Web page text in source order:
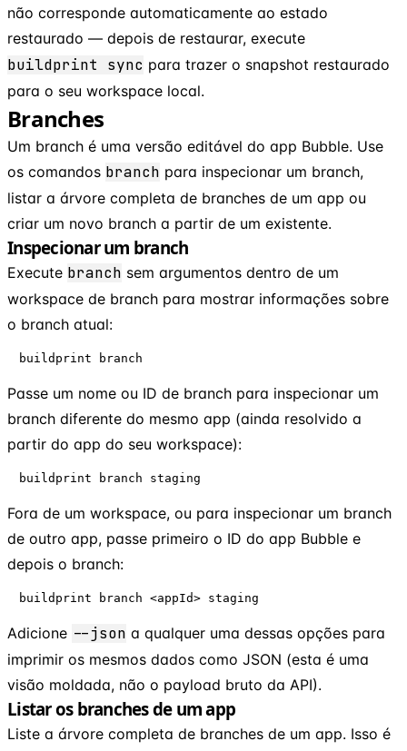
não corresponde automaticamente ao estado
restaurado — depois de restaurar, execute
buildprint sync para trazer o snapshot restaurado
para o seu workspace local.
Branches
Um branch é uma versão editável do app Bubble. Use
os comandos branch para inspecionar um branch,
listar a árvore completa de branches de um app ou
criar um novo branch a partir de um existente.
Inspecionar um branch
Execute branch sem argumentos dentro de um
workspace de branch para mostrar informações sobre
o branch atual:
buildprint branch
Passe um nome ou ID de branch para inspecionar um
branch diferente do mesmo app (ainda resolvido a
partir do app do seu workspace):
buildprint branch staging
Fora de um workspace, ou para inspecionar um branch
de outro app, passe primeiro o ID do app Bubble e
depois o branch:
buildprint branch <appId> staging
Adicione --json a qualquer uma dessas opções para
imprimir os mesmos dados como JSON (esta é uma
visão moldada, não o payload bruto da API).
Listar os branches de um app
Liste a árvore completa de branches de um app. Isso é